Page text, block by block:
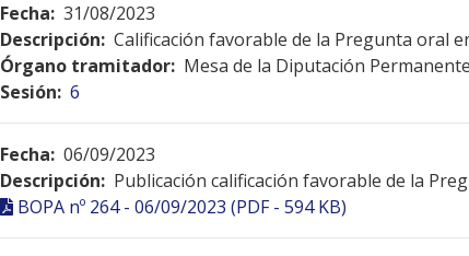
Fecha: 31/08/2023
Descripción: Calificación favorable de la Pregunta oral
Órgano tramitador: Mesa de la Diputación Permanente
Sesión: 6
Fecha: 06/09/2023
Descripción: Publicación calificación favorable de la
BOPA nº 264 - 06/09/2023 (PDF - 594 KB)